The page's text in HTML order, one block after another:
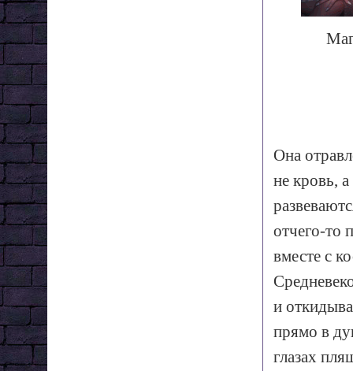
Она
не кровь,
отчего-то
вместе с
и
прямо в
глазах